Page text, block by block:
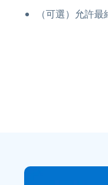
（可選）允許